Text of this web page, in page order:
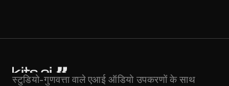
स्टुडियो-गुणवत्ता वाले एआई ऑडियो उपकरणों के साथ